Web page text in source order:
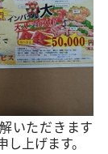
いただきます
上げます。